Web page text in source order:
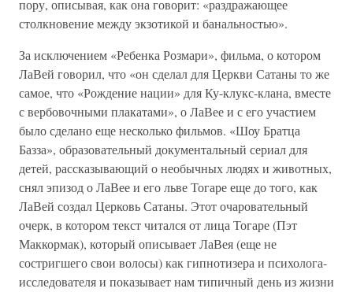
пору, описывая, как она говорит: «раздражающее
столкновение между экзотикой и банальностью».
За исключением «Ребенка Розмари», фильма, о котором
ЛаВей говорил, что «он сделал для Церкви Сатаны то же
самое, что «Рождение нации» для Ку-клукс-клана, вместе
с вербовочными плакатами», о ЛаВее и с его участием
было сделано еще несколько фильмов. «Шоу Братца
Базза», образовательный документальный сериал для
детей, рассказывающий о необычных людях и животных,
снял эпизод о ЛаВее и его льве Тогаре еще до того, как
ЛаВей создал Церковь Сатаны. Этот очаровательный
очерк, в котором текст читался от лица Тогаре (Пэт
Маккормак), который описывает ЛаВея (еще не
состригшего свои волосы) как гипнотизера и психолога-
исследователя и показывает нам типичный день из жизни